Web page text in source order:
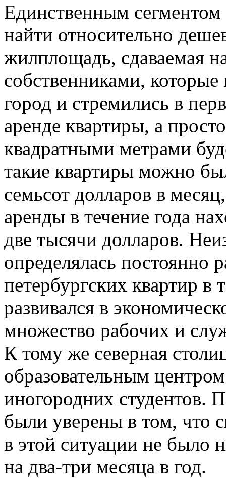
Единственным
найти относительно
жилплощадь, сдаваемая
собственниками, которые
город и стремились в
аренде квартиры, а
квадратными метрами
такие квартиры можно
семьсот долларов в
аренды в течение года
две тысячи долларов.
определялась постоянно
петербургских квартир в
развивался в
множество рабочих и
К тому же северная
образовательным
иногородних студентов.
были уверены в том, что
в этой ситуации не было
на два-три месяца в год.